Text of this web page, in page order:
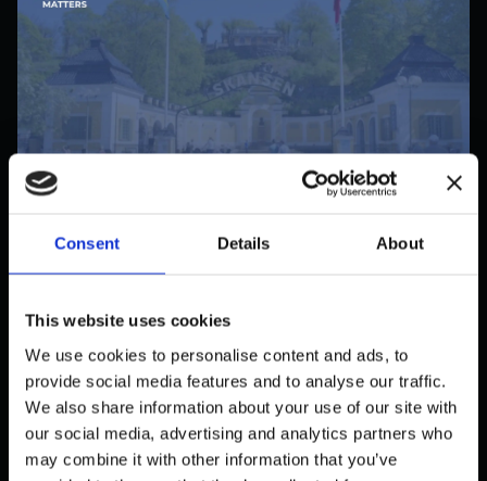
Consent Details About
This website uses cookies
We use cookies to personalise content and ads, to
provide social media features and to analyse our traffic.
We also share information about your use of our site with
our social media, advertising and analytics partners who
may combine it with other information that you’ve
PUBLIC
SKANSENS BESØGSFLOW I
REALTID — EN KAPACITETSMÅLING
LØSNING